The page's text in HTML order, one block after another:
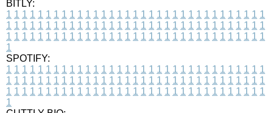
BITLY:
1 1 1 1 1 1 1 1 1 1 1 1 1 1 1 1 1 1 1 1 1 1 1 1 1 1 1 1 1 1 1 1 1
1 1 1 1 1 1 1 1 1 1 1 1 1 1 1 1 1 1 1 1 1 1 1 1 1 1 1 1 1 1 1 1 1
1 1 1 1 1 1 1 1 1 1 1 1 1 1 1 1 1 1 1 1 1 1 1 1 1 1 1 1 1 1 1 1 1
1
SPOTIFY:
1 1 1 1 1 1 1 1 1 1 1 1 1 1 1 1 1 1 1 1 1 1 1 1 1 1 1 1 1 1 1 1 1
1 1 1 1 1 1 1 1 1 1 1 1 1 1 1 1 1 1 1 1 1 1 1 1 1 1 1 1 1 1 1 1 1
1 1 1 1 1 1 1 1 1 1 1 1 1 1 1 1 1 1 1 1 1 1 1 1 1 1 1 1 1 1 1 1 1
1